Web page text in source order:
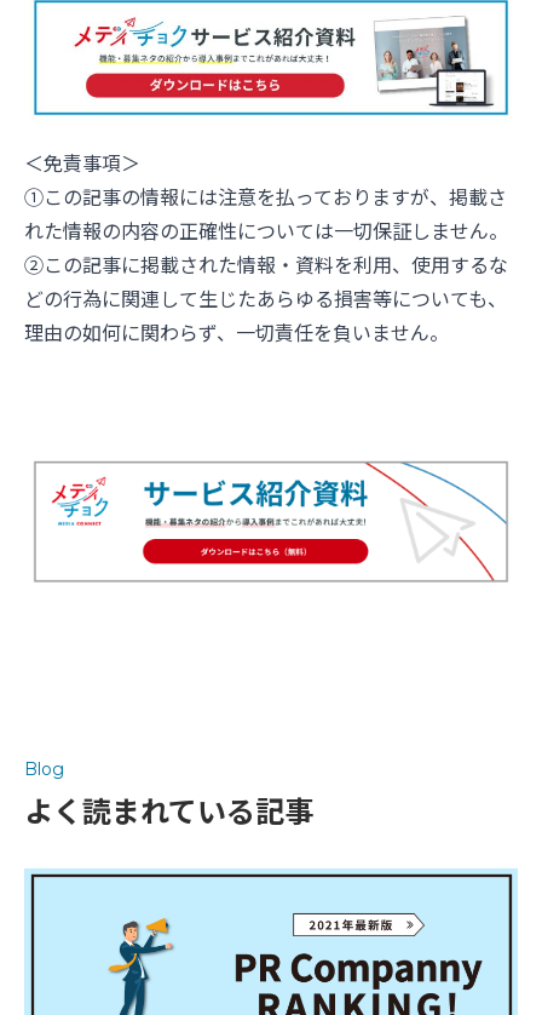
＜免責事項＞
①この記事の情報には注意を払っておりますが、掲載さ
れた情報の内容の正確性については一切保証しません。
②この記事に掲載された情報・資料を利用、使用するな
どの行為に関連して生じたあらゆる損害等についても、
理由の如何に関わらず、一切責任を負いません。
Blog
よく読まれている記事